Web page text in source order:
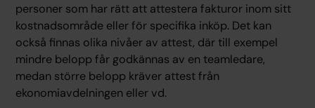
personer som har rätt att attestera fakturor inom sitt
kostnadsområde eller för specifika inköp. Det kan
också finnas olika nivåer av attest, där till exempel
mindre belopp får godkännas av en teamledare,
medan större belopp kräver attest från
ekonomiavdelningen eller vd.